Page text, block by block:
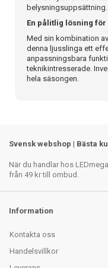
belysningsuppsättning.
En pålitlig lösning
Med sin kombination
denna ljusslinga ett
anpassningsbara
teknikintresserade.
hela säsongen.
Svensk webshop | Bästa
När du handlar hos
från 49 kr till ombud.
Information
Kontakta oss
Handelsvillkor